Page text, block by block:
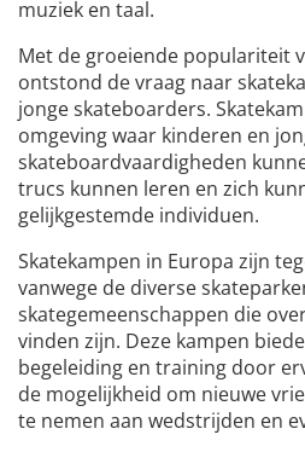
muziek en taal.
Met de groeiende populariteit
ontstond de vraag naar
jonge skateboarders.
omgeving waar kinderen en
skateboardvaardigheden
trucs kunnen leren en zich
gelijkgestemde individuen.
Skatekampen in Europa zijn
vanwege de diverse
skategemeenschappen die
vinden zijn. Deze kampen
begeleiding en training door
de mogelijkheid om nieuwe
te nemen aan wedstrijden en